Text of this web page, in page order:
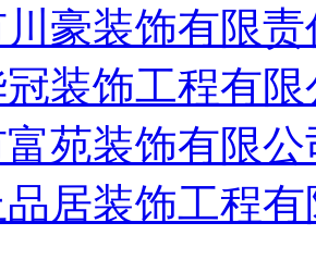
豪装饰有限
装饰工程有限
苑装饰有限公
居装饰工程